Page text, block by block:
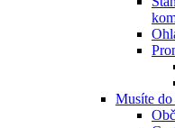
Musíte